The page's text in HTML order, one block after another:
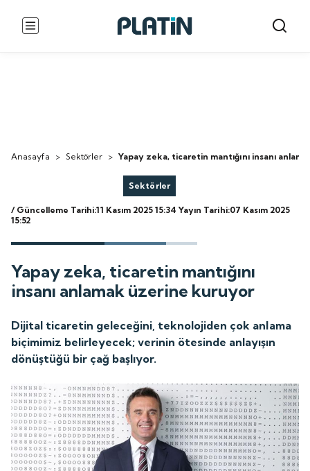
Anasayfa > Sektörler > Yapay zeka, ticaretin mantığını insanı
Sektörler
/ Güncelleme Tarihi:11 Kasım 2025 15:34 Yayın Tarihi:07 Kasım 2025
15:52
Yapay zeka, ticaretin mantığını
insanı anlamak üzerine kuruyor
Dijital ticaretin geleceğini, teknolojiden çok anlama
biçimimiz belirleyecek; verinin ötesinde anlayışın
dönüştüğü bir çağ başlıyor.